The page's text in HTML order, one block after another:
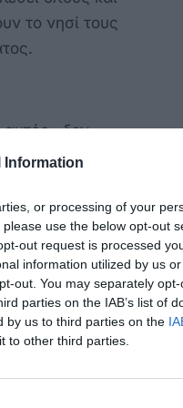
Information
or processing of your
use the below opt-out
out request is processed
information utilized by us
out. You may separately
parties on the IAB’s list of
by us to third parties on the
to other third parties.
το νησί τους
αυτός, δεν
που
βαρύ είναι
και που
πολίτη!
και της
αυτοσχεδιάζει!
καρέκλες,
τη τσέπη του,